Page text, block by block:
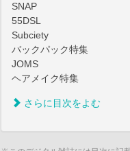
SNAP
55DSL
Subciety
バックパック特集
JOMS
ヘアメイク特集
さらに目次をよむ